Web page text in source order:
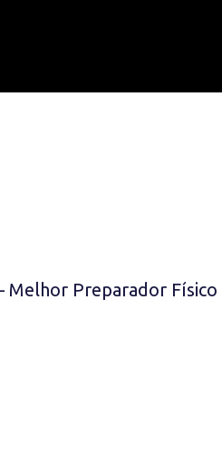
Melhor Preparador Físico